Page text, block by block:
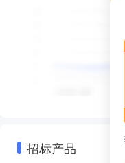
招标产品